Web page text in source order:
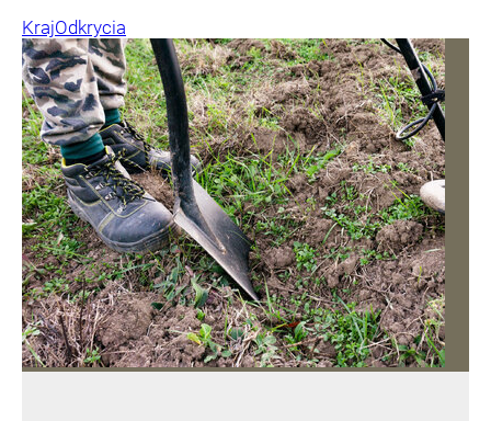
KrajOdkrycia